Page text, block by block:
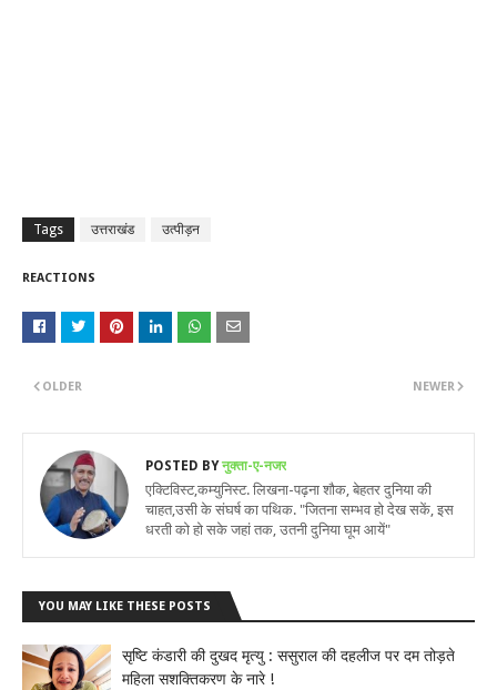
Tags उत्तराखंड उत्पीड़न
REACTIONS
NEWER
OLDER
POSTED BYनुक्ता-ए-नजर
एक्टिविस्ट,कम्युनिस्ट. लिखना-पढ़ना शौक, बेहतर दुनिया की
चाहत,उसी के संघर्ष का पथिक. "जितना सम्भव हो देख सकें, इस
धरती को हो सके जहां तक, उतनी दुनिया घूम आयें"
YOU MAY LIKE THESE POSTS
सृष्टि कंडारी की दुखद मृत्यु : ससुराल की दहलीज पर दम तोड़ते
महिला सशक्तिकरण के नारे !